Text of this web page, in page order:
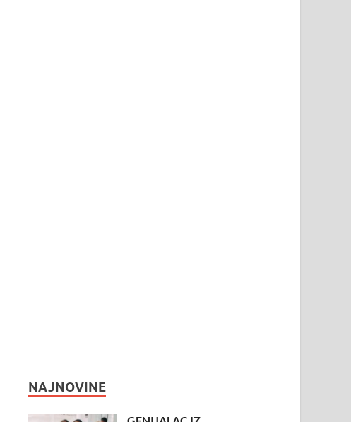
NAJNOVINE